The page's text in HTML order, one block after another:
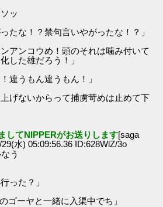
ッ
たな！？禁句言いやがったな！？」
アンコウめ！頭のそれは噛み付いて
した雄だろう！」
違うもん違うもん！」
げないからって捕虜苛めは止めて下
してNIPPERがお送りします[saga
水) 05:09:56.36 ID:628WlZ/3o
う
った？」
ゴーヤと一緒に入渠中でち」